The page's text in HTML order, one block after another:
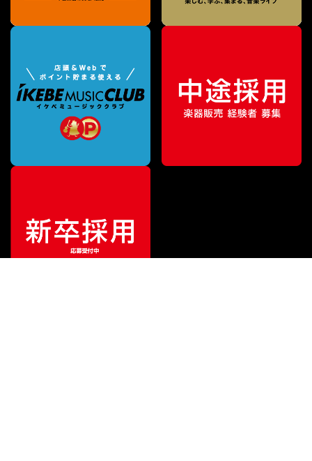
販売価格¥132,000 （税込）